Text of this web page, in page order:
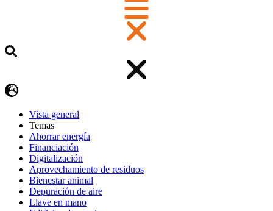
Vista general
Temas
Ahorrar energía
Financiación
Digitalización
Aprovechamiento de residuos
Bienestar animal
Depuración de aire
Llave en mano